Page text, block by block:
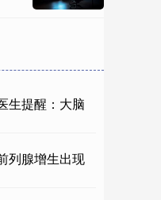
生提醒：大脑
列腺增生出现